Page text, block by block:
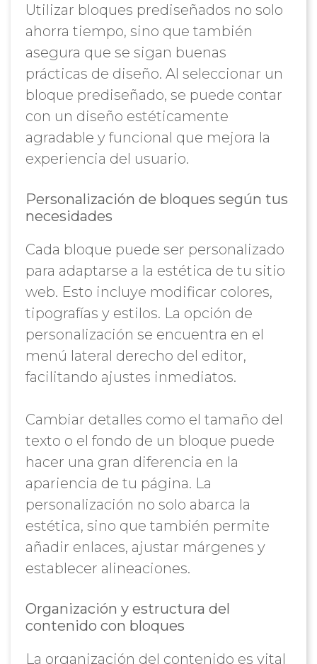
Utilizar bloques prediseñados no solo
ahorra tiempo, sino que también
asegura que se sigan buenas
prácticas de diseño. Al seleccionar un
bloque prediseñado, se puede contar
con un diseño estéticamente
agradable y funcional que mejora la
experiencia del usuario.
Personalización de bloques según tus
necesidades
Cada bloque puede ser personalizado
para adaptarse a la estética de tu sitio
web. Esto incluye modificar colores,
tipografías y estilos. La opción de
personalización se encuentra en el
menú lateral derecho del editor,
facilitando ajustes inmediatos.
Cambiar detalles como el tamaño del
texto o el fondo de un bloque puede
hacer una gran diferencia en la
apariencia de tu página. La
personalización no solo abarca la
estética, sino que también permite
añadir enlaces, ajustar márgenes y
establecer alineaciones.
Organización y estructura del
contenido con bloques
La organización del contenido es vital